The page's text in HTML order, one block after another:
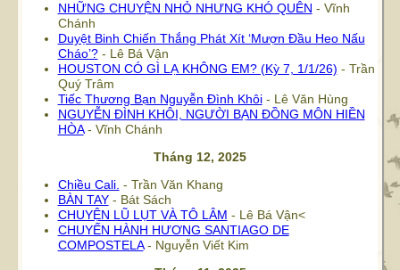
NHỮNG CHUYỆN NHỎ NHƯNG KHÓ QUÊN - Vĩnh
Chánh
Duyệt Binh Chiến Thắng Phát Xít ‘Mượn Đầu Heo Nấu
Cháo’?- Lê Bá Vận
HOUSTON CÓ GÌ LẠ KHÔNG EM? (Kỳ 7, 1/1/26) - Trần
Quý Trâm
Tiếc Thương Bạn Nguyễn Đình Khôi- Lê Văn Hùng
NGUYỄN ĐÌNH KHÔI, NGƯỜI BẠN ĐỒNG MÔN HIỀN
HÒA- Vĩnh Chánh
Tháng 12, 2025
Chiều Cali. - Trần Văn Khang
BÀN TAY- Bát Sách
CHUYỆN LŨ LỤT VÀ TÔ LÂM - Lê Bá Vận<
CHUYẾN HÀNH HƯƠNG SANTIAGO DE
COMPOSTELA- Nguyễn Viết Kim